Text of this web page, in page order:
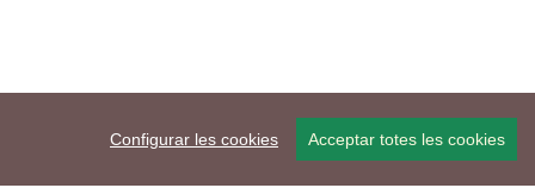
Configurar les cookies Acceptar totes les cookies